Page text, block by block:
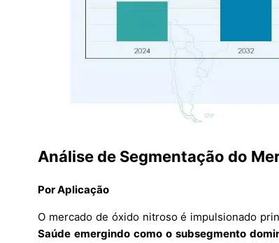
Análise de Segmentação do
Por Aplicação
O mercado de óxido nitroso é impulsionado
Saúde emergindo como o subsegmento